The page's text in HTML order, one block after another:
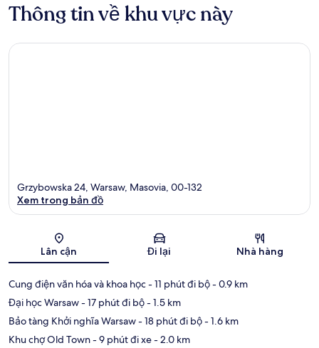
Thông tin về khu vực này
Bản đồ
Grzybowska 24, Warsaw, Masovia, 00-132
Xem trong bản đồ
Lân cận Đi lại Nhà hàng
Cung điện văn hóa và khoa học- 11 phút đi bộ- 0.9 km
Đại học Warsaw- 17 phút đi bộ- 1.5 km
Bảo tàng Khởi nghĩa Warsaw- 18 phút đi bộ- 1.6 km
Khu chợ Old Town- 9 phút đi xe- 2.0 km